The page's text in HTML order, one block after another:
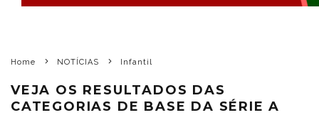
Home NOTÍCIAS Infantil
VEJA OS RESULTADOS DAS
CATEGORIAS DE BASE DA SÉRIE A